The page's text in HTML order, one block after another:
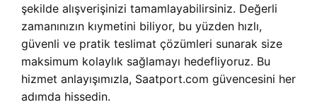
şekilde alışverişinizi tamamlayabilirsiniz. Değerli
zamanınızın kıymetini biliyor, bu yüzden hızlı,
güvenli ve pratik teslimat çözümleri sunarak size
maksimum kolaylık sağlamayı hedefliyoruz. Bu
hizmet anlayışımızla, Saatport.com güvencesini her
adımda hissedin.